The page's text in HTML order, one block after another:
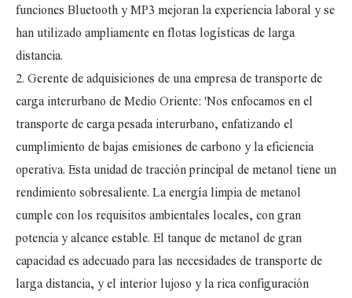
funciones Bluetooth y MP3 mejoran la experiencia laboral y se
han utilizado ampliamente en flotas logísticas de larga
distancia.
2. Gerente de adquisiciones de una empresa de transporte de
carga interurbano de Medio Oriente: 'Nos enfocamos en el
transporte de carga pesada interurbano, enfatizando el
cumplimiento de bajas emisiones de carbono y la eficiencia
operativa. Esta unidad de tracción principal de metanol tiene un
rendimiento sobresaliente. La energía limpia de metanol
cumple con los requisitos ambientales locales, con gran
potencia y alcance estable. El tanque de metanol de gran
capacidad es adecuado para las necesidades de transporte de
larga distancia, y el interior lujoso y la rica configuración